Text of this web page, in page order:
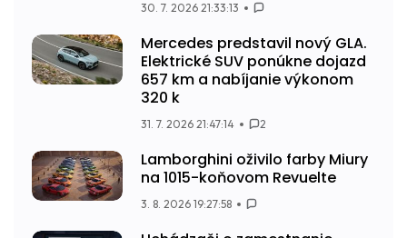
30. 7. 2026 21:33:13
Mercedes predstavil nový GLA.
Elektrické SUV ponúkne dojazd
657 km a nabíjanie výkonom
320 k
31. 7. 2026 21:47:14 2
Lamborghini oživilo farby Miury
na 1015-koňovom Revuelte
3. 8. 2026 19:27:58